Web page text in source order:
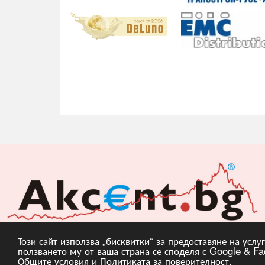
Този сайт използва „бисквитки“ за предоставяне на
ползването му от ваша страна се споделя с Google &
Общите условия и Политиката за поверителност.
Copyright © 2010,